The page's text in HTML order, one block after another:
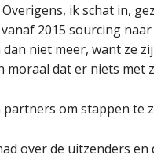
ik schat in,
2015 sourcing
niet meer, want ze
dat er niets met
om stappen te
over de uitzenders